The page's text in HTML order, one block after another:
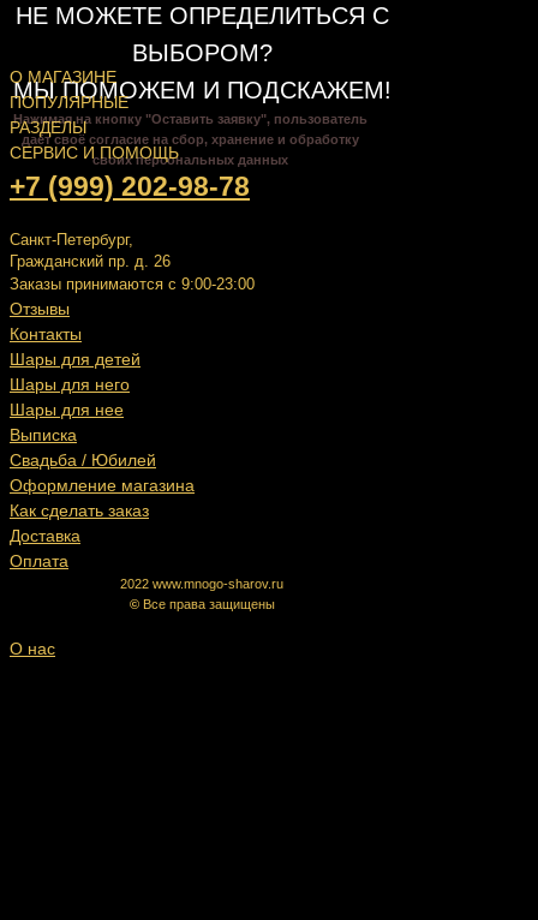
НЕ МОЖЕТЕ ОПРЕДЕЛИТЬСЯ С
ВЫБОРОМ?
МЫ ПОМОЖЕМ И ПОДСКАЖЕМ!
Нажимая на кнопку "Оставить заявку", пользователь
даёт своё согласие на сбор, хранение и обработку
своих персональных данных
О МАГАЗИНЕ
ПОПУЛЯРНЫЕ
РАЗДЕЛЫ
СЕРВИС И ПОМОЩЬ
+7 (999) 202-98-78
Санкт-Петербург,
Гражданский пр. д. 26
Заказы принимаются с 9:00-23:00
Отзывы
Контакты
Шары для детей
Шары для него
Шары для нее
Выписка
Свадьба / Юбилей
Оформление магазина
Как сделать заказ
Доставка
Оплата
2022 www.mnogo-sharov.ru
© Все права защищены
О нас